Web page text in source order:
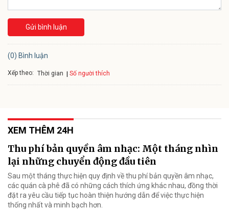
Gửi bình luận
(0) Bình luận
Xếp theo: Thời gian Số người thích
XEM THÊM 24H
Thu phí bản quyền âm nhạc: Một tháng nhìn
lại những chuyển động đầu tiên
Sau một tháng thực hiện quy định về thu phí bản quyền âm nhạc,
các quán cà phê đã có những cách thích ứng khác nhau, đồng thời
đặt ra yêu cầu tiếp tục hoàn thiện hướng dẫn để việc thực hiện
thống nhất và minh bạch hơn.